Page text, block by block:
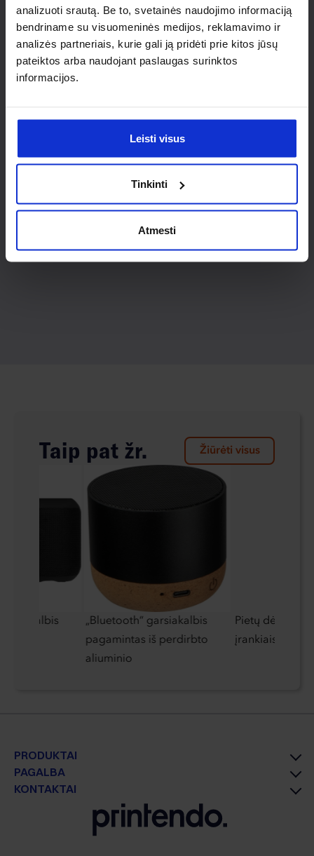
analizuoti srautą. Be to, svetainės naudojimo informaciją
bendriname su visuomeninės medijos, reklamavimo ir
analizės partneriais, kurie gali ją pridėti prie kitos jūsų
pateiktos arba naudojant paslaugas surinktos
informacijos.
Leisti visus
Tinkinti
Atmesti
nestandartinio produkto aptarimo.
Susisiekti
Taip pat žr. Žiūrėti visus
„Bluetooth“ garsiakalbis
pagamintas iš perdirbto
aliuminio
Pietų dėžutė
įrankiais 950 ml
PRODUKTAI
PAGALBA
KONTAKTAI